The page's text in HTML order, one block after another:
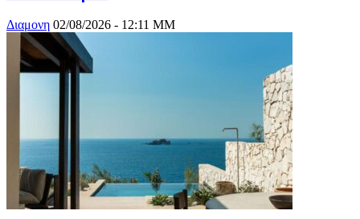
Διαμονη 02/08/2026 - 12:11 ΜΜ